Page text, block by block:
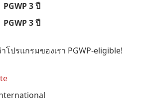
PGWP 3 ปี
PGWP 3 ปี
โปรแกรมของเรา PGWP-eligible!